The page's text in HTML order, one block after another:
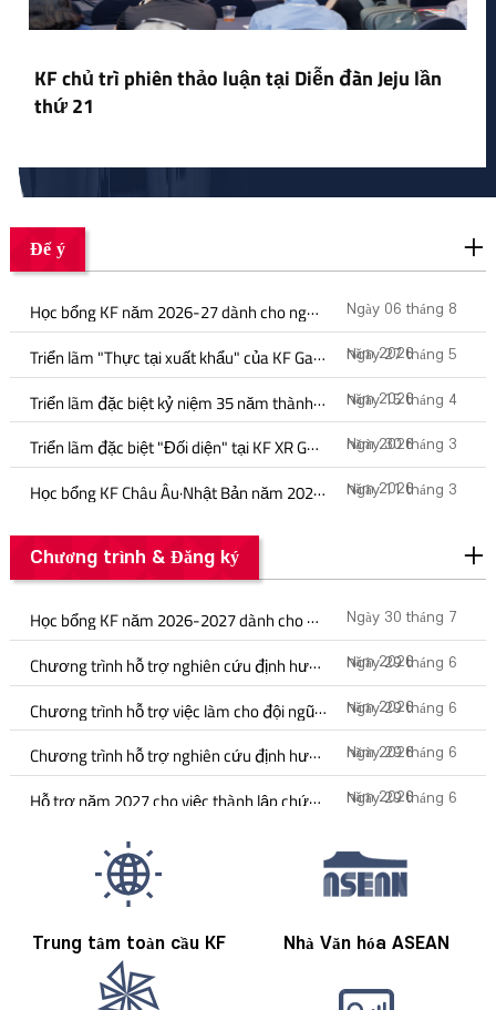
KF chủ trì phiên thảo luận tại Diễn đàn Jeju lần
thứ 21
Để ý
Học bổng KF năm 2026-27 dành cho nghiên cứu sau đại học và học bổng nghiên cứu sau tiến sĩ. Ngày 06 tháng 8
năm 2026
Triển lãm "Thực tại xuất khẩu" của KF Gallery Ngày 27 tháng 5
năm 2026
Triển lãm đặc biệt kỷ niệm 35 năm thành lập KF Ngày 15 tháng 4
năm 2026
Triển lãm đặc biệt "Đối diện" tại KF XR Gallery Ngày 30 tháng 3
năm 2026
Học bổng KF Châu Âu·Nhật Bản năm 2026-2027 dành cho nghiên cứu sinh và học bổng nghiên cứu sau tiến sĩ. Ngày 11 tháng 3
Chương trình & Đăng ký
Học bổng KF năm 2026-2027 dành cho nghiên cứu sau tiến sĩ Ngày 30 tháng 7
năm 2026
Chương trình hỗ trợ nghiên cứu định hướng chính sách năm 2027 (chỉ áp dụng tại Hoa Kỳ) Ngày 29 tháng 6
năm 2026
Chương trình hỗ trợ việc làm cho đội ngũ giảng viên năm 2027 Ngày 29 tháng 6
năm 2026
Chương trình hỗ trợ nghiên cứu định hướng chính sách năm 2027 (ngoài Hoa Kỳ) Ngày 29 tháng 6
năm 2026
Hỗ trợ năm 2027 cho việc thành lập chức danh Giáo sư Ngày 29 tháng 6
Trung tâm toàn cầu KF Nhà Văn hóa ASEAN